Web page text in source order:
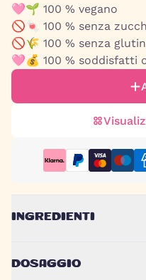
🩷🌱 100 % vegano
🚫🍬 100 % senza
🚫🌾 100 % senza
🩷💰 100 % soddisfatti
INGREDIENTI
DOSAGGIO